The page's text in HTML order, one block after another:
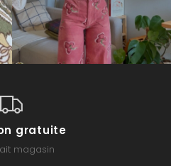
gratuite
magasin